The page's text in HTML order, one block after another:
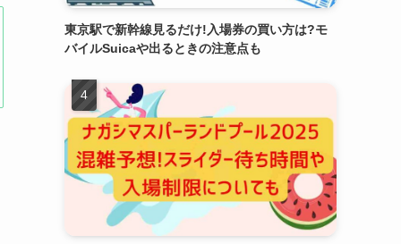
東京駅で新幹線見るだけ!入場券の買い方は?モ
バイルSuicaや出るときの注意点も